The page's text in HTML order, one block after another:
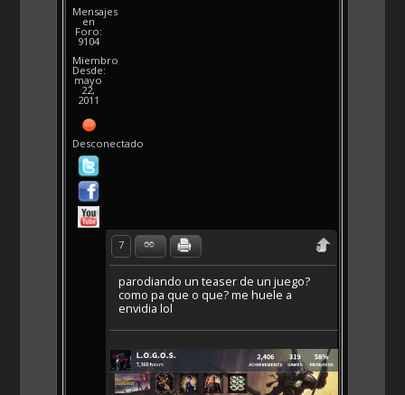
Mensajes
en
Foro:
9104
Miembro
Desde:
mayo
22,
2011
Desconectado
7
parodiando un teaser de un juego?
como pa que o que? me huele a
envidia lol